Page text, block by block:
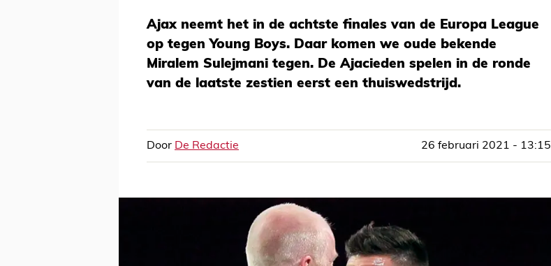
Ajax neemt het in de achtste finales van de Europa League
op tegen Young Boys. Daar komen we oude bekende
Miralem Sulejmani tegen. De Ajacieden spelen in de ronde
van de laatste zestien eerst een thuiswedstrijd.
Door De Redactie 26 februari 2021 - 13:15